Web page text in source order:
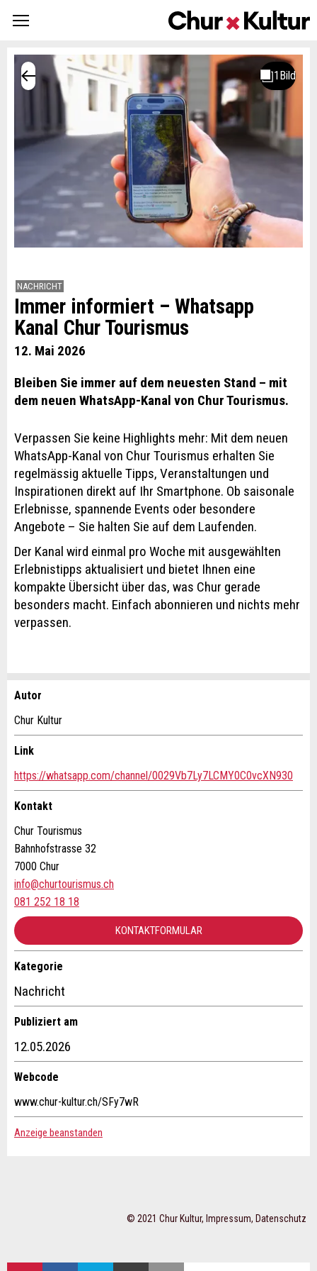
NACHRICHT
Immer informiert – Whatsapp
Kanal Chur Tourismus
12. Mai 2026
Bleiben Sie immer auf dem neuesten Stand – mit
dem neuen WhatsApp-Kanal von Chur Tourismus.
Verpassen Sie keine Highlights mehr: Mit dem neuen
WhatsApp-Kanal von Chur Tourismus erhalten Sie
regelmässig aktuelle Tipps, Veranstaltungen und
Inspirationen direkt auf Ihr Smartphone. Ob saisonale
Erlebnisse, spannende Events oder besondere
Angebote – Sie halten Sie auf dem Laufenden.
Der Kanal wird einmal pro Woche mit ausgewählten
Erlebnistipps aktualisiert und bietet Ihnen eine
kompakte Übersicht über das, was Chur gerade
besonders macht. Einfach abonnieren und nichts mehr
verpassen.
Anzeige beanstanden
Ihr Feedback wird sehr geschätzt!
Allgemeines Feedback
Anzeige nicht mehr gültig
Nachricht
* Eingabe erforderlich
Zur Qualitätssicherung wird eine Kopie der E-Mail an
Anzeige weiterempfehlen
Empfehlen Sie diese Anzeige an Freunde weiter.
* Eingabe erforderlich
Schliessen
Autor
Chur Kultur
Link
https://whatsapp.com/channel/0029Vb7Ly7LCMY0C0vcXN930
Kontakt
Chur Tourismus
Bahnhofstrasse 32
7000 Chur
info@churtourismus.ch
081 252 18 18
KONTAKTFORMULAR
Kontakt
Verfassen Sie eine Nachricht für die Kontaktpersonen dieser
Kategorie
Nachricht
Publiziert am
12.05.2026
Webcode
www.chur-kultur.ch/SFy7wR
Anzeige beanstanden
© 2021 Chur Kultur, Impressum, Datenschutz